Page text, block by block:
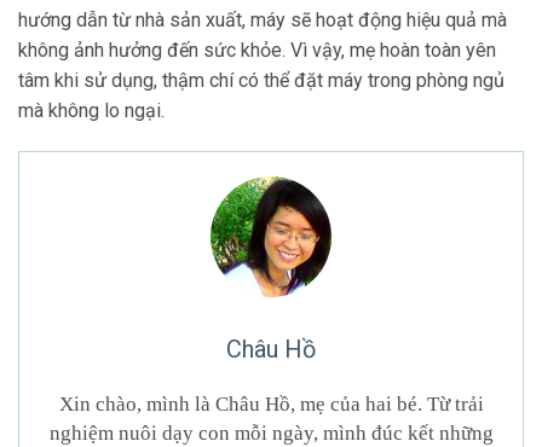
hướng dẫn từ nhà sản xuất, máy sẽ hoạt động hiệu quả mà
không ảnh hưởng đến sức khỏe. Vì vậy, mẹ hoàn toàn yên
tâm khi sử dụng, thậm chí có thể đặt máy trong phòng ngủ
mà không lo ngại.
Châu Hồ
Xin chào, mình là Châu Hồ, mẹ của hai bé. Từ trải
nghiệm nuôi dạy con mỗi ngày, mình đúc kết những